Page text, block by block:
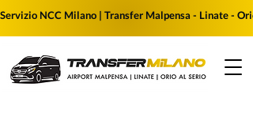
Servizio NCC Milano | Transfer Malpensa - Linate -